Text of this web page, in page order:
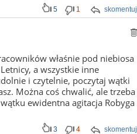
skomentuj
5 1
właśnie pod niebiosa
a wszystkie inne
i czytelnie, poczytaj wątki
Można coś chwalić, ale trzeba
ewidentna agitacja Robyga
skomentuj
3 4